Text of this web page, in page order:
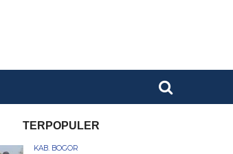
TERPOPULER
KAB. BOGOR